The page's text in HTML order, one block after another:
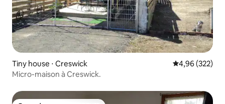
Tiny house ⋅ Creswick Évaluation
4,96 (322)
Micro-maison à Creswick.